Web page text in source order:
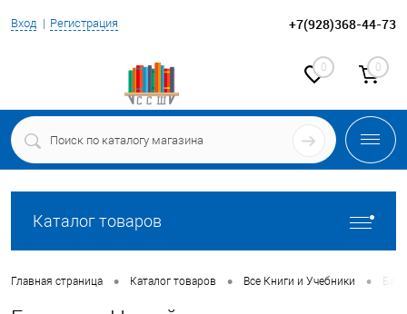
Вход Регистрация +7(928)368-44-73
0 0
Каталог товаров
Главная страница • Каталог товаров • Все Книги и Учебники •